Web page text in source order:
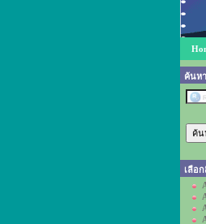
ค้นห
เลือ